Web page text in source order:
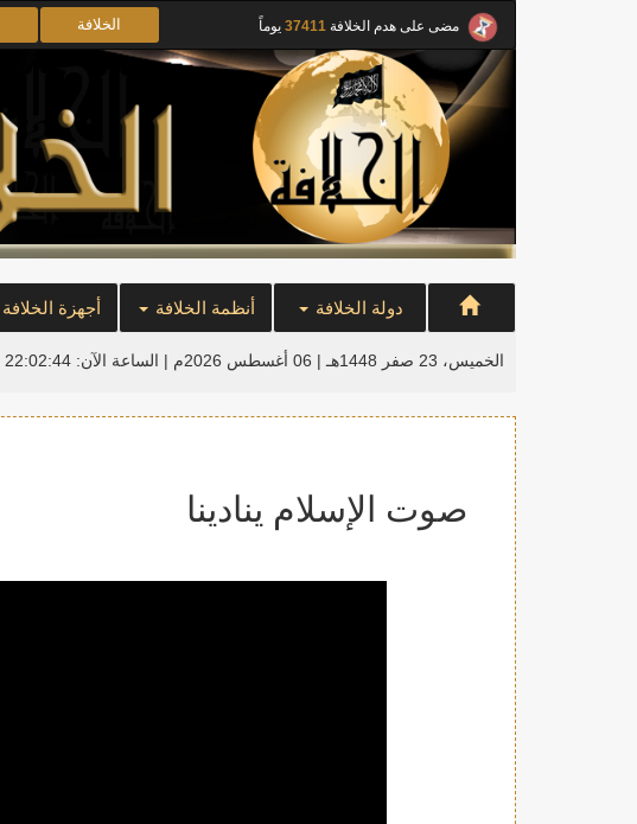
مضى على هدم الخلافة 37411 يوماً الخلافة
دولة الخلافة أنظمة الخلافة أجهزة الخلافة
الخميس، 23 صفر 1448هـ | 06 أغسطس 2026م | الساعة الآن: 22:02:44
صوت الإسلام ينادينا